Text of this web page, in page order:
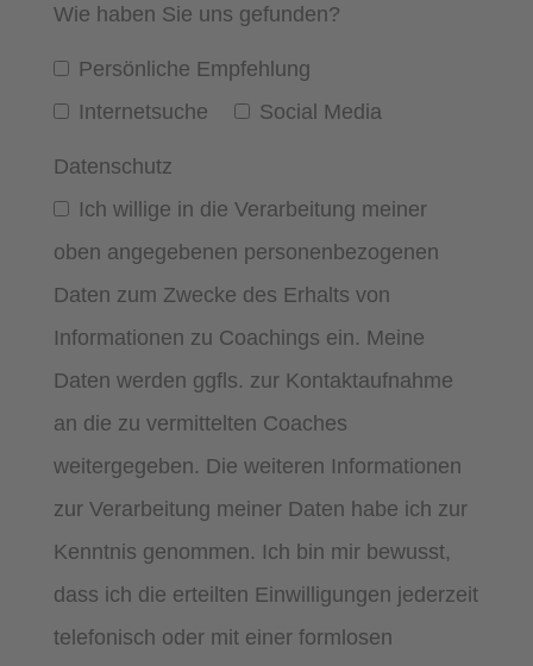
Wie haben Sie uns gefunden?
Persönliche Empfehlung
Internetsuche
Social Media
Datenschutz
Ich willige in die Verarbeitung meiner
oben angegebenen personenbezogenen
Daten zum Zwecke des Erhalts von
Informationen zu Coachings ein. Meine
Daten werden ggfls. zur Kontaktaufnahme
an die zu vermittelten Coaches
weitergegeben. Die weiteren Informationen
zur Verarbeitung meiner Daten habe ich zur
Kenntnis genommen. Ich bin mir bewusst,
dass ich die erteilten Einwilligungen jederzeit
telefonisch oder mit einer formlosen